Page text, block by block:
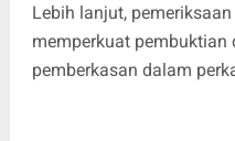
Lebih lanjut,
memperkuat pembuktian
pemberkasan dalam